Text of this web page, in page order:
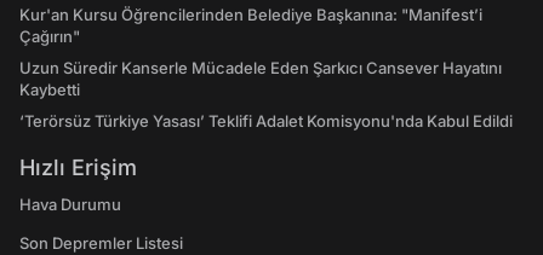
Kur'an Kursu Öğrencilerinden Belediye Başkanına: "Manifest’i
Çağırın"
Uzun Süredir Kanserle Mücadele Eden Şarkıcı Cansever Hayatını
Kaybetti
‘Terörsüz Türkiye Yasası’ Teklifi Adalet Komisyonu'nda Kabul Edildi
Hızlı Erişim
Hava Durumu
Son Depremler Listesi